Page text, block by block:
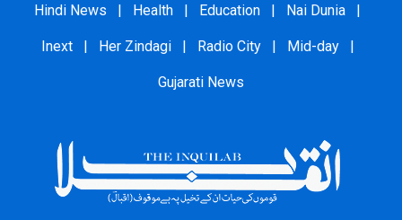
Hindi News | Health | Education | Nai Dunia |
Inext | Her Zindagi | Radio City | Mid-day |
Gujarati News